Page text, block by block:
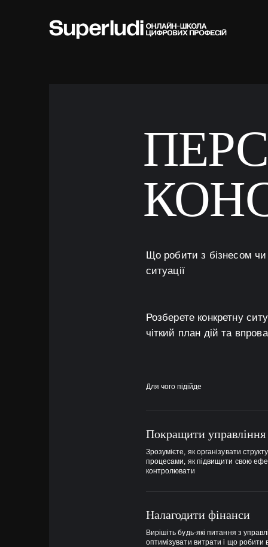
Що робити з бізнесом чи
ситуації
Розберете конкретну
чіткий план дій та
Для чого підійде
Покращити
Зрозумієте, як організувати
процесами, як підвищити свою
контролювати
Налагодити фінанси
Вирішіть будь-які питання з
оптимізувати витрати і що робити